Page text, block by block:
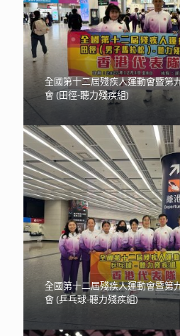
全國第十二屆殘疾人運動會暨第
會 (田徑-聽力殘疾組)
全國第十二屆殘疾人運動會暨第
會 (乒乓球-聽力殘疾組)